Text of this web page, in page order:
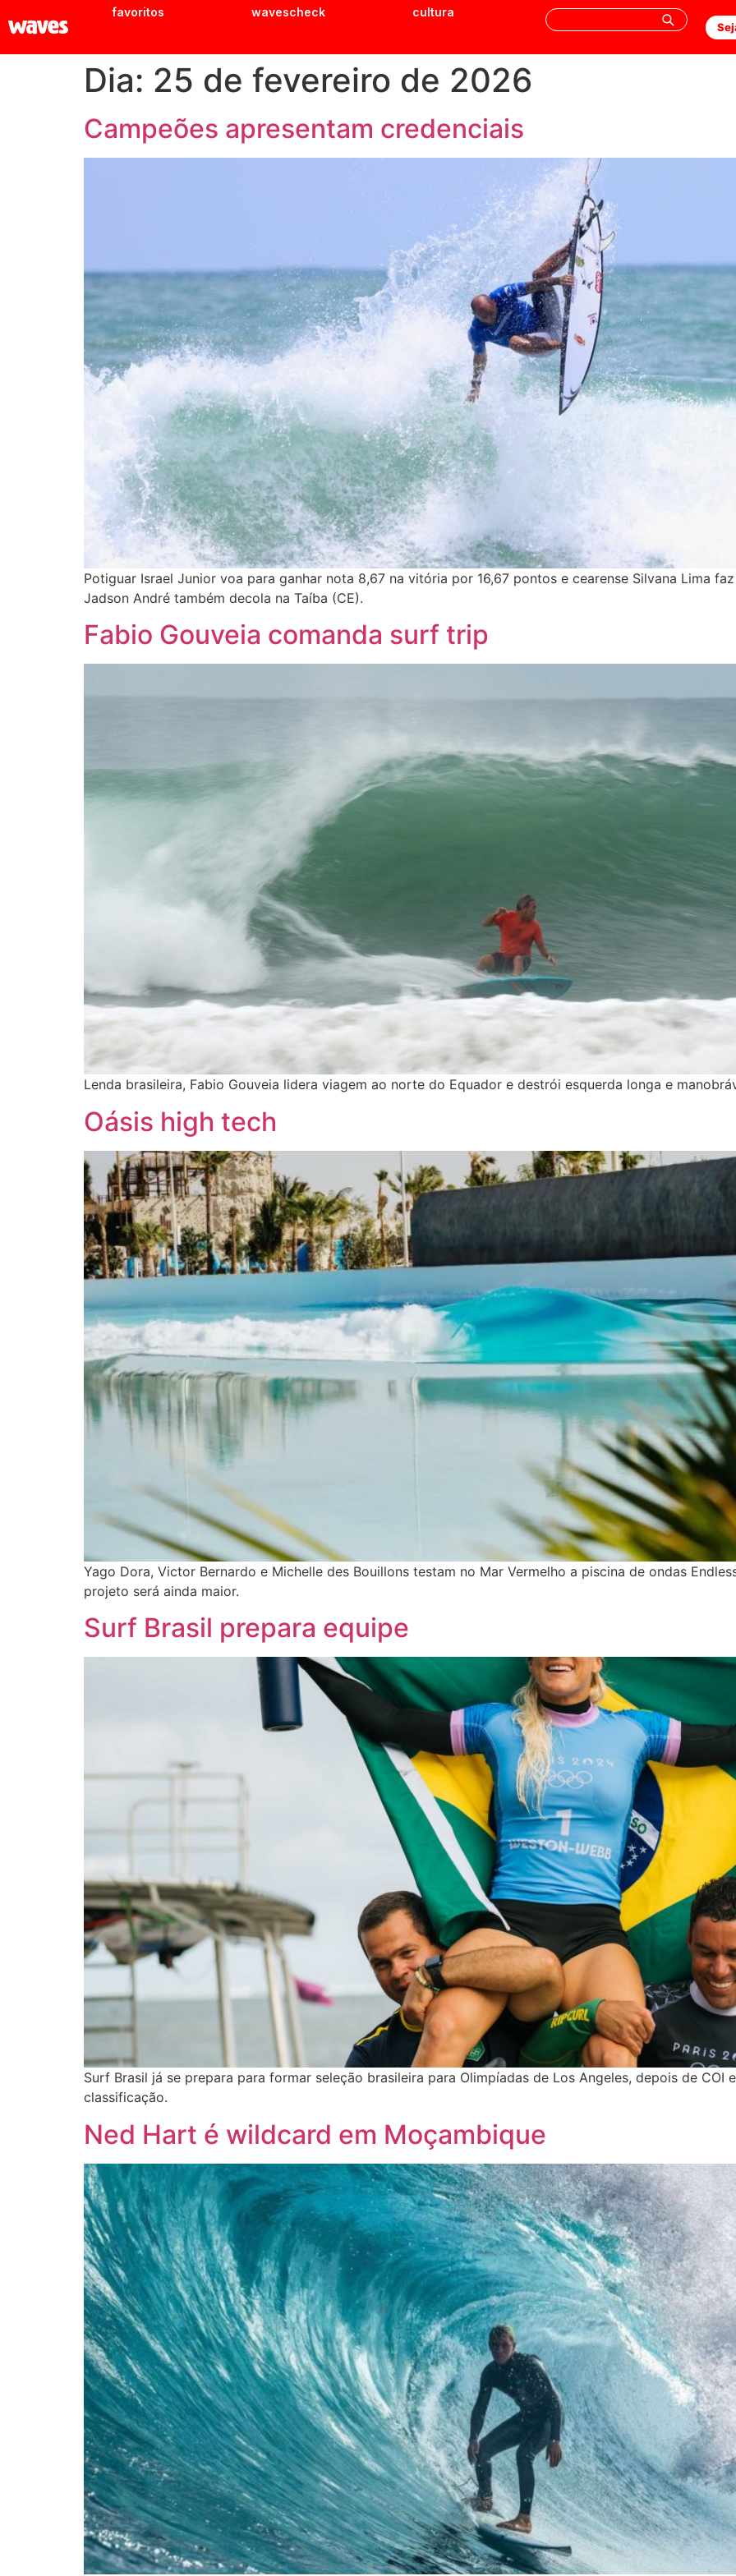
favoritos wavescheck cultura
Dia: 25 de fevereiro de 2026
Campeões apresentam credenciais
Potiguar Israel Junior voa para ganhar nota 8,67 na vitória por 16,67 pontos e cearense Silvana Lima
Jadson André também decola na Taíba (CE).
Fabio Gouveia comanda surf trip
Lenda brasileira, Fabio Gouveia lidera viagem ao norte do Equador e destrói esquerda longa e
Oásis high tech
Yago Dora, Victor Bernardo e Michelle des Bouillons testam no Mar Vermelho a piscina de ondas
projeto será ainda maior.
Surf Brasil prepara equipe
Surf Brasil já se prepara para formar seleção brasileira para Olimpíadas de Los Angeles, depois de COI
classificação.
Ned Hart é wildcard em Moçambique